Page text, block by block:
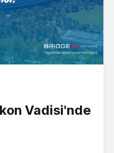
Vadisi'nde